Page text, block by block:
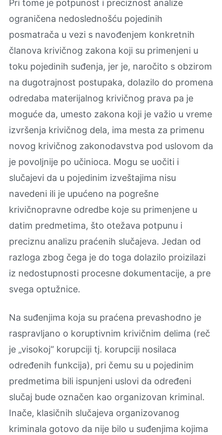
Pri tome je potpunost i preciznost analize
ograničena nedoslednošću pojedinih
posmatrača u vezi s navođenjem konkretnih
članova krivičnog zakona koji su primenjeni u
toku pojedinih suđenja, jer je, naročito s obzirom
na dugotrajnost postupaka, dolazilo do promena
odredaba materijalnog krivičnog prava pa je
moguće da, umesto zakona koji je važio u vreme
izvršenja krivičnog dela, ima mesta za primenu
novog krivičnog zakonodavstva pod uslovom da
je povoljnije po učinioca. Mogu se uočiti i
slučajevi da u pojedinim izveštajima nisu
navedeni ili je upućeno na pogrešne
krivičnopravne odredbe koje su primenjene u
datim predmetima, što otežava potpunu i
preciznu analizu praćenih slučajeva. Jedan od
razloga zbog čega je do toga dolazilo proizilazi
iz nedostupnosti procesne dokumentacije, a pre
svega optužnice.
Na suđenjima koja su praćena prevashodno je
raspravljano o koruptivnim krivičnim delima (reč
je „visokoj“ korupciji tj. korupciji nosilaca
određenih funkcija), pri čemu su u pojedinim
predmetima bili ispunjeni uslovi da određeni
slučaj bude označen kao organizovan kriminal.
Inače, klasičnih slučajeva organizovanog
kriminala gotovo da nije bilo u suđenjima kojima